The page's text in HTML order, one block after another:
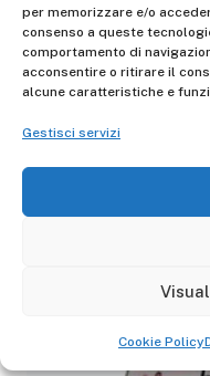
per memorizzare e/o
consenso a queste
comportamento di
acconsentire o ritirare il
alcune caratteristiche e
Gestisci servizi
Cookie Policy
26/03/2021
SICUREZZA